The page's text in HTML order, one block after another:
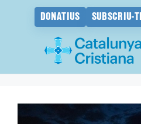
DONATIUS SUBSCRIU-